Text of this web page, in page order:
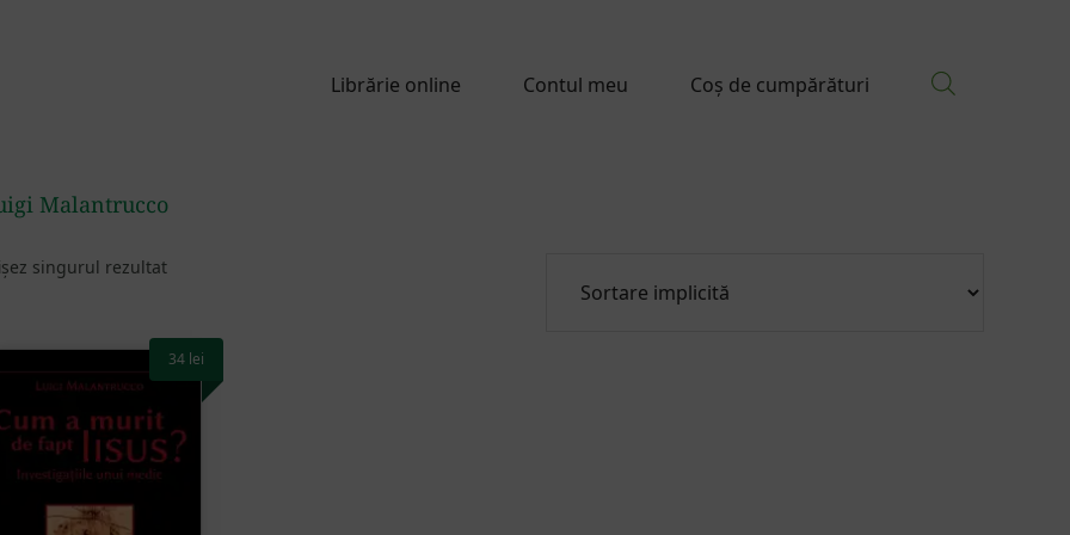
Librărie online Contul meu Coș de cumpărături
Malantrucco
singurul rezultat
34 lei